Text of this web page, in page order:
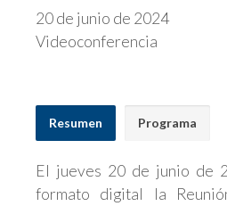
20 de junio de 2024
Videoconferencia
Resumen Programa
El jueves 20 de junio de
formato digital la